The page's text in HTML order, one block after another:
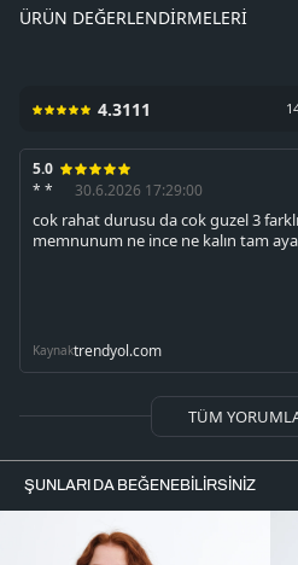
ÜRÜN DEĞERLENDIRMELERI
4.3111
5.0
* *
30.6.2026 17:29:00
cok rahat durusu da cok guzel 3
memnunum ne ince ne kalın tam
Kaynaktrendyol.com
TÜM
ŞUNLARI DA BEĞENEBILIRSINIZ